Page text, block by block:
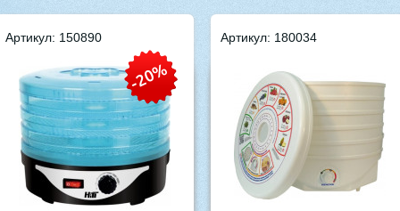
Артикул: 150890
-20%
Артикул: 180034